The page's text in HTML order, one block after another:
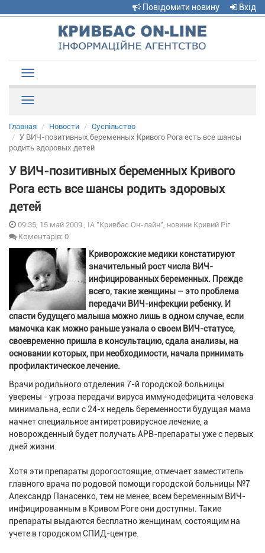
Повідомити новину Вхід
navigation
Главная Новости
Суспільство
У ВИЧ-позитивных беременных Кривого Рога есть все шансы
родить здоровых детей
У ВИЧ-позитивных беременных Кривого
Рога есть все шансы родить здоровых
детей
09:35, 15 май 2009 , ІА "Кривбас Он-лайн", новини Кривий Ріг
Коментарів: 0
Криворожские медики констатируют
значительный рост числа ВИЧ-
инфицированных беременных. Прежде
всего, такие женщины – это проблема
передачи ВИЧ-инфекции ребенку. И
спасти будущего малыша можно лишь в одном случае, если
мамочка как можно раньше узнала о своем ВИЧ-статусе,
своевременно пришла в консультацию, сдала анализы, на
основании которых, при необходимости, начала принимать
профилактическое лечение.
Врачи родильного отделения 7-й городской больницы
уверены - угроза передачи вируса иммунодефицита человека
минимальна, если с 24-х недель беременности будущая мама
начнет специальное антиретровирусное лечение, а
новорожденный будет получать АРВ-препараты уже с первых
дней жизни.
Хотя эти препараты дорогостоящие, отмечает заместитель
главного врача по родовой помощи городской больницы №7
Александр Панасенко, тем не менее, всем беременным ВИЧ-
инфицированным в Кривом Роге они доступны. Такие
препараты выдаются бесплатно женщинам, состоящим на
учете в городском СПИД-центре.